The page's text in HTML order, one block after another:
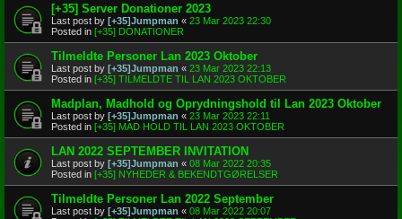
[+35] Server Donationer 2023
Last post by [+35]Jumpman « 23 Mar 2023 22:30
Posted in [+35] DONATIONER
Tilmeldte Personer Lan 2023 Oktober
Last post by [+35]Jumpman « 23 Mar 2023 22:13
Posted in [+35] TILMELDTE TIL LAN 2023 OKTOBER
Madplan, Madhold og Oprydningshold til Lan 2023 Oktober
Last post by [+35]Jumpman « 23 Mar 2023 22:11
Posted in [+35] MAD HOLD TIL LAN 2023 OKTOBER
LAN 2022 SEPTEMBER INVITATION
Last post by [+35]Jumpman « 08 Mar 2022 20:35
Posted in [+35] NYHEDER & BEKENDTGØRELSER
Tilmeldte Personer Lan 2022 September
Last post by [+35]Jumpman « 08 Mar 2022 20:07